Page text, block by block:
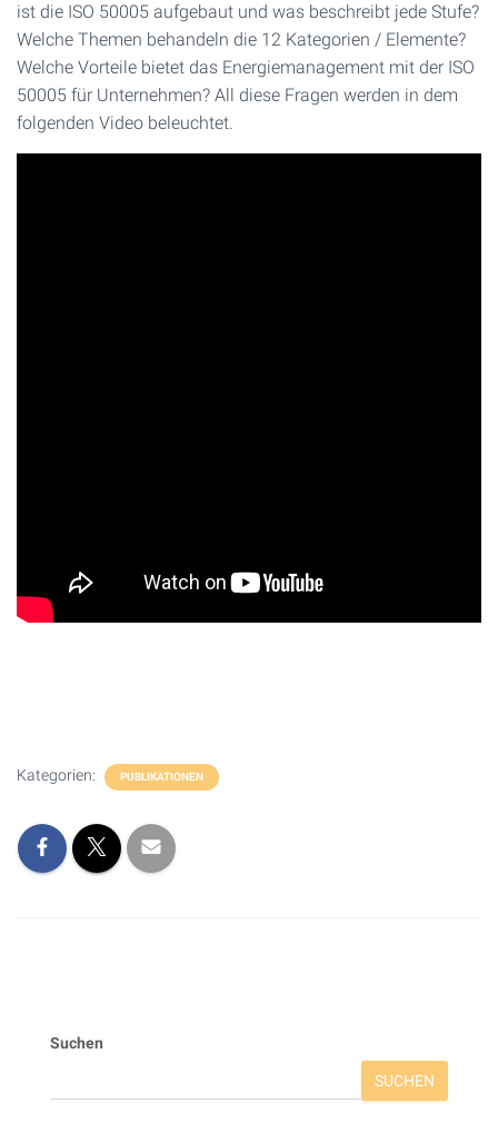
ist die ISO 50005 aufgebaut und was beschreibt jede Stufe?
Welche Themen behandeln die 12 Kategorien / Elemente?
Welche Vorteile bietet das Energiemanagement mit der ISO
50005 für Unternehmen? All diese Fragen werden in dem
folgenden Video beleuchtet.
Kategorien: PUBLIKATIONEN
Suchen
SUCHEN